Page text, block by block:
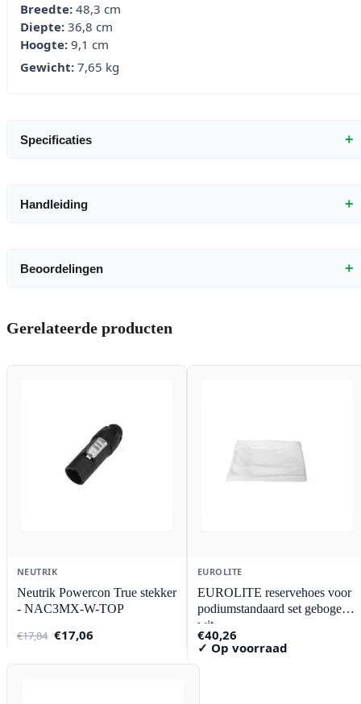
Breedte: 48,3 cm
Diepte: 36,8 cm
Hoogte: 9,1 cm
Gewicht: 7,65 kg
Specificaties +
Handleiding +
Beoordelingen +
Gerelateerde producten
NEUTRIK
Neutrik Powercon True stekker
- NAC3MX-W-TOP
€17,84 Oorspronkelijke
was:
€17,06
is:
EUROLITE
EUROLITE reservehoes voor
podiumstandaard set gebogen
wit
€40,26
✓ Op voorraad